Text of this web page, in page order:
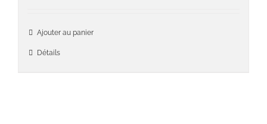
Ajouter au panier
Détails